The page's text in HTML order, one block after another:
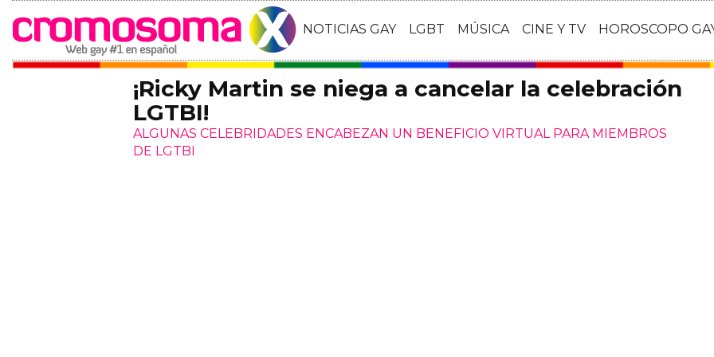
NOTICIAS GAY LGBT MÚSICA CINE Y TV HOROSCOPO
¡Ricky Martin se niega a cancelar la celebración
LGTBI!
ALGUNAS CELEBRIDADES ENCABEZAN UN BENEFICIO VIRTUAL PARA MIEMBROS
DE LGTBI